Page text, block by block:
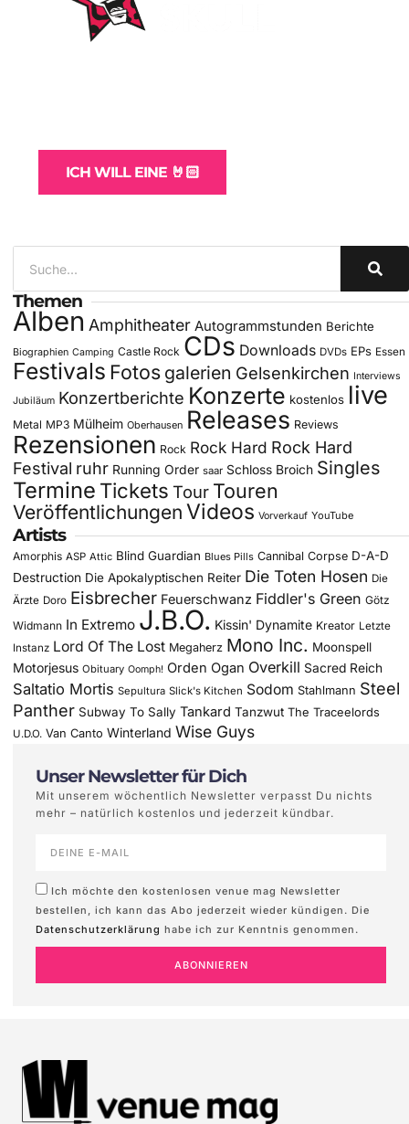
ICH WILL EINE 🤘🏻
Themen
Alben Amphitheater Autogrammstunden Berichte
Biographien Camping Castle Rock CDs Downloads DVDs EPs Essen
Festivals Fotos galerien Gelsenkirchen Interviews
Jubiläum Konzertberichte Konzerte kostenlos live
Metal MP3 Mülheim Oberhausen Releases Reviews
Rezensionen Rock Rock Hard Rock Hard
Festival ruhr Running Order saar Schloss Broich Singles
Termine Tickets Tour Touren
Veröffentlichungen Videos Vorverkauf YouTube
Artists
Amorphis ASP Attic Blind Guardian Blues Pills Cannibal Corpse D-A-D
Destruction Die Apokalyptischen Reiter Die Toten Hosen Die
Ärzte Doro Eisbrecher Feuerschwanz Fiddler's Green Götz
Widmann In Extremo J.B.O. Kissin' Dynamite Kreator Letzte
Instanz Lord Of The Lost Megaherz Mono Inc. Moonspell
Motorjesus Obituary Oomph! Orden Ogan Overkill Sacred Reich
Saltatio Mortis Sepultura Slick's Kitchen Sodom Stahlmann Steel
Panther Subway To Sally Tankard Tanzwut The Traceelords
U.D.O. Van Canto Winterland Wise Guys
Unser Newsletter für Dich
Mit unserem wöchentlich Newsletter verpasst Du nichts
mehr – natürlich kostenlos und jederzeit kündbar.
Ich möchte den kostenlosen venue mag Newsletter
bestellen, ich kann das Abo jederzeit wieder kündigen. Die
Datenschutzerklärung habe ich zur Kenntnis genommen.
ABONNIEREN